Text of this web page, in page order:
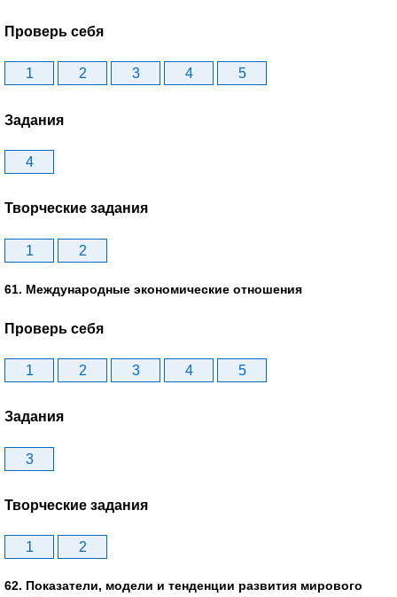
Проверь себя
1 2 3 4 5
Задания
4
Творческие задания
1 2
61. Международные экономические отношения
Проверь себя
1 2 3 4 5
Задания
3
Творческие задания
1 2
62. Показатели, модели и тенденции развития мирового